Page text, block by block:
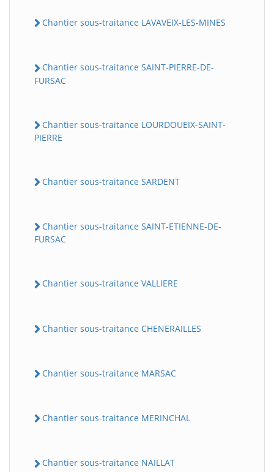
Chantier sous-traitance LAVAVEIX-LES-MINES
Chantier sous-traitance SAINT-PIERRE-DE-
FURSAC
Chantier sous-traitance LOURDOUEIX-SAINT-
PIERRE
Chantier sous-traitance SARDENT
Chantier sous-traitance SAINT-ETIENNE-DE-
FURSAC
Chantier sous-traitance VALLIERE
Chantier sous-traitance CHENERAILLES
Chantier sous-traitance MARSAC
Chantier sous-traitance MERINCHAL
Chantier sous-traitance NAILLAT